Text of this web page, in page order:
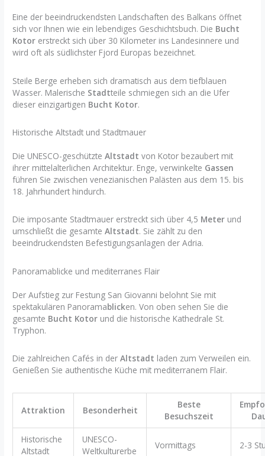
Eine der beeindruckendsten Landschaften des Balkans öffnet
sich vor Ihnen wie ein lebendiges Geschichtsbuch. Die Bucht
Kotor erstreckt sich über 30 Kilometer ins Landesinnere und
wird oft als südlichster Fjord Europas bezeichnet.
Steile Berge erheben sich dramatisch aus dem tiefblauen
Wasser. Malerische Stadtteile schmiegen sich an die Ufer
dieser einzigartigen Bucht Kotor.
Historische Altstadt und Stadtmauer
Die UNESCO-geschützteAltstadt von Kotor bezaubert mit
ihrer mittelalterlichen Architektur. Enge, verwinkelte Gassen
führen Sie zwischen venezianischen Palästen aus dem 15. bis
18. Jahrhundert hindurch.
Die imposante Stadtmauer erstreckt sich über 4,5 Meter und
umschließt die gesamteAltstadt. Sie zählt zu den
beeindruckendsten Befestigungsanlagen der Adria.
Panoramablicke und mediterranes Flair
Der Aufstieg zur Festung San Giovanni belohnt Sie mit
spektakulären Panoramablicken. Von oben sehen Sie die
gesamte Bucht Kotor und die historische Kathedrale St.
Tryphon.
Die zahlreichen Cafés in derAltstadt laden zum Verweilen ein.
Genießen Sie authentische Küche mit mediterranem Flair.
Attraktion Besonderheit
Beste
Besuchszeit
Historische
Altstadt
UNESCO-
Weltkulturerbe
Vormittags 2-3